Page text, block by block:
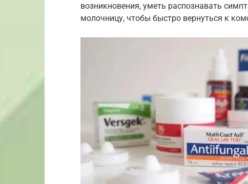
возникновения, уметь распознавать
молочницу, чтобы быстро вернуться к